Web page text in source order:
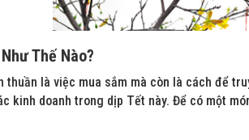
Thế Nào?
thuần là việc mua sắm mà còn là cách để
kinh doanh trong dịp Tết này. Để có một